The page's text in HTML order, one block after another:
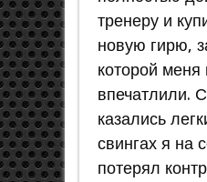
тренеру и
новую гирю,
которой меня
впечатлили.
казались
свингах я на
потерял